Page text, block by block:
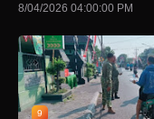
8/04/2026 04:00:00 PM
9